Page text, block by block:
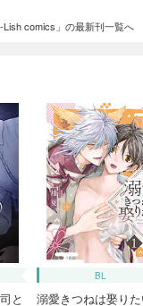
Lish comics」の最新刊一覧へ
と
BL
溺愛きつねは娶り